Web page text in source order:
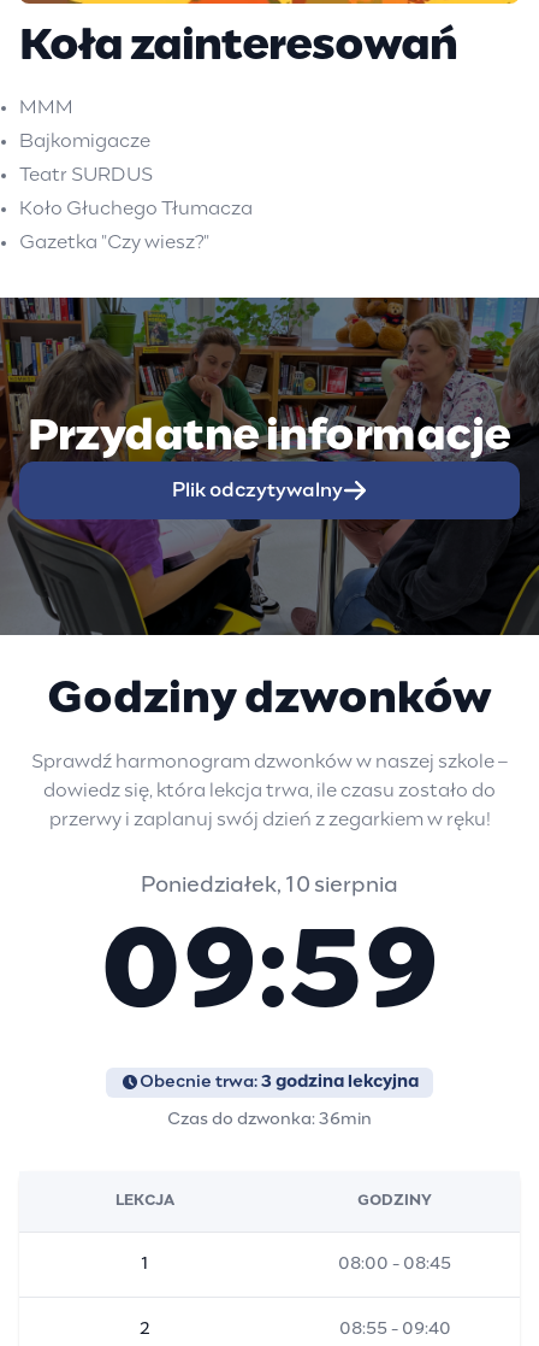
Koła zainteresowań
MMM
Bajkomigacze
Teatr SURDUS
Koło Głuchego Tłumacza
Gazetka "Czy wiesz?"
Przydatne informacje
Plik odczytywalny
Godziny dzwonków
Sprawdź harmonogram dzwonków w naszej szkole –
dowiedz się, która lekcja trwa, ile czasu zostało do
przerwy i zaplanuj swój dzień z zegarkiem w ręku!
Poniedziałek, 10 sierpnia
09:59
Obecnie trwa: 3 godzina lekcyjna
Czas do dzwonka: 36min
LEKCJA GODZINY
1 08:00 - 08:45
2 08:55 - 09:40